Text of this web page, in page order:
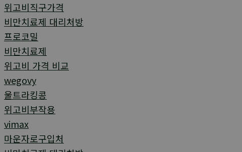
위고비직구가격
비만치료제 대리처방
프로코밀
비만치료제
위고비 가격 비교
wegovy
울트라킹콩
위고비부작용
vimax
마운자로구입처